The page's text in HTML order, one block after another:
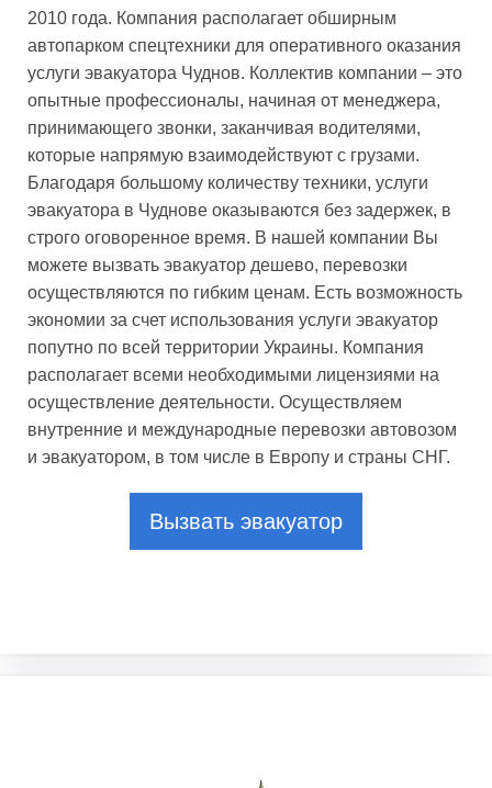
2010 года. Компания располагает обширным
автопарком спецтехники для оперативного оказания
услуги эвакуатора Чуднов. Коллектив компании – это
опытные профессионалы, начиная от менеджера,
принимающего звонки, заканчивая водителями,
которые напрямую взаимодействуют с грузами.
Благодаря большому количеству техники, услуги
эвакуатора в Чуднове оказываются без задержек, в
строго оговоренное время. В нашей компании Вы
можете вызвать эвакуатор дешево, перевозки
осуществляются по гибким ценам. Есть возможность
экономии за счет использования услуги эвакуатор
попутно по всей территории Украины. Компания
располагает всеми необходимыми лицензиями на
осуществление деятельности. Осуществляем
внутренние и международные перевозки автовозом
и эвакуатором, в том числе в Европу и страны СНГ.
Вызвать эвакуатор